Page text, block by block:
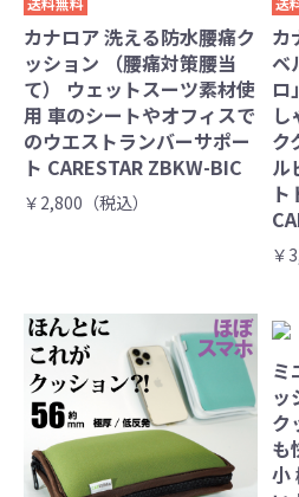
カナロア 洗える防水腰痛ク
ッション （腰痛対策腰当
て） ウェットスーツ素材使
用 車のシートやオフィスで
のウエストランバーサポー
ト CARESTAR ZBKW-BIC
￥2,800（税込）
カ
ベ
ロ
し
ク
ル
￥
ミ
ッ
ク
も
小